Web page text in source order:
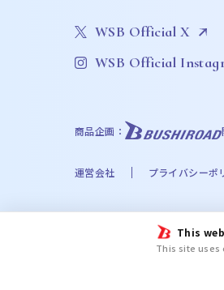
This
This site uses
WSB Official X
WSB Official
商品企画：
運営会社 プライバシーポ
©Liber Entertainment Inc. All
©Disney. Based on the